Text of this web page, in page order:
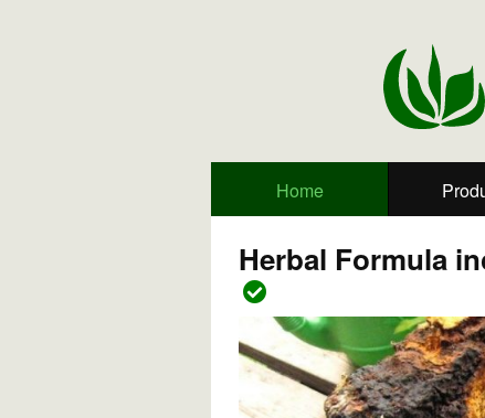
Home
Herbal Formula